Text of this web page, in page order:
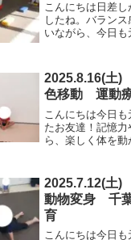
こんにちは日差し
したね。バラン
いながら、今日
均台を使いなが
頭上にのせなが
2025.8.16(土
色移動 運動
こんにちは今日
たお友達！記憶
ら、楽しく体を
れていた色の順
る数を増やした
2025.7.12(土
動物変身 千
育
こんにちは今日